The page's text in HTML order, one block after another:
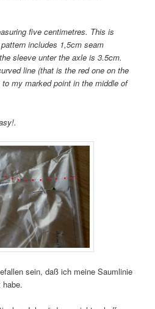
five centimetres. This is
includes 1,5cm seam
sleeve unter the axle is 3.5cm.
line (that is the red one on the
my marked point in the middle of
sein, daß ich meine Saumlinie